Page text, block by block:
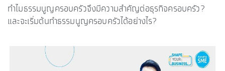
ทำไมธรรมนูญครอบครัวจึงมีความสำคัญต่อธุรกิจครอบครัว?
และจะเริ่มต้นทำธรรมนูญครอบครัวได้อย่างไร?